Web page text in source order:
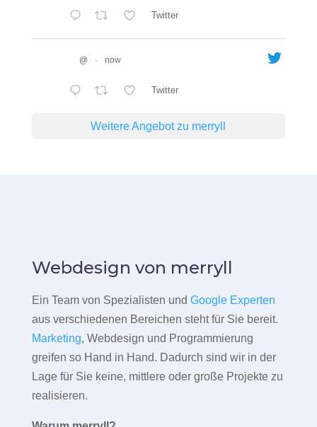
Twitter
@ · now
Twitter
Weitere Angebot zu merryll
Webdesign von merryll
Ein Team von Spezialisten und Google Experten
aus verschiedenen Bereichen steht für Sie bereit.
Marketing, Webdesign und Programmierung
greifen so Hand in Hand. Dadurch sind wir in der
Lage für Sie keine, mittlere oder große Projekte zu
realisieren.